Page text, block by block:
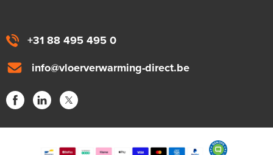
+31 88 495 495 0
info@vloerverwarming-direct.be